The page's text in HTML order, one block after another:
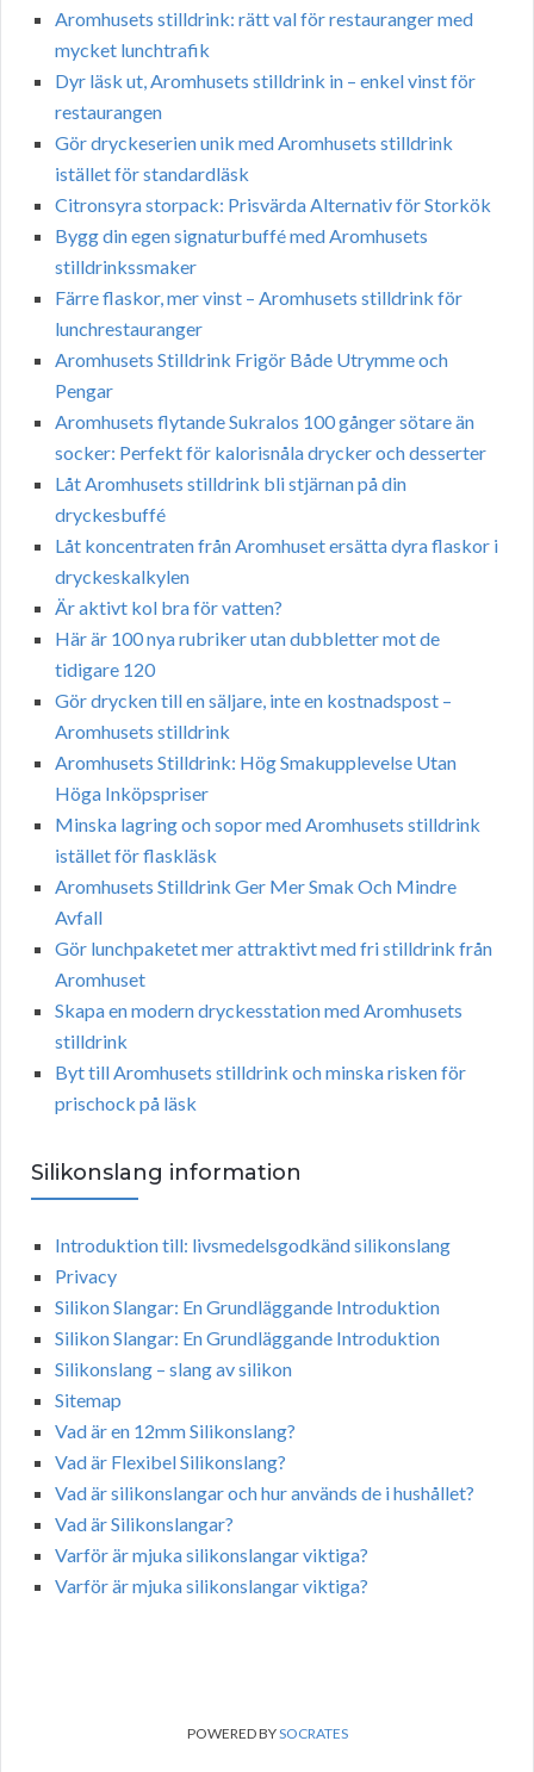
Aromhusets stilldrink: rätt val för restauranger med
mycket lunchtrafik
Dyr läsk ut, Aromhusets stilldrink in – enkel vinst för
restaurangen
Gör dryckeserien unik med Aromhusets stilldrink
istället för standardläsk
Citronsyra storpack: Prisvärda Alternativ för Storkök
Bygg din egen signaturbuffé med Aromhusets
stilldrinkssmaker
Färre flaskor, mer vinst – Aromhusets stilldrink för
lunchrestauranger
Aromhusets Stilldrink Frigör Både Utrymme och
Pengar
Aromhusets flytande Sukralos 100 gånger sötare än
socker: Perfekt för kalorisnåla drycker och desserter
Låt Aromhusets stilldrink bli stjärnan på din
dryckesbuffé
Låt koncentraten från Aromhuset ersätta dyra flaskor i
dryckeskalkylen
Är aktivt kol bra för vatten?
Här är 100 nya rubriker utan dubbletter mot de
tidigare 120
Gör drycken till en säljare, inte en kostnadspost –
Aromhusets stilldrink
Aromhusets Stilldrink: Hög Smakupplevelse Utan
Höga Inköpspriser
Minska lagring och sopor med Aromhusets stilldrink
istället för flaskläsk
Aromhusets Stilldrink Ger Mer Smak Och Mindre
Avfall
Gör lunchpaketet mer attraktivt med fri stilldrink från
Aromhuset
Skapa en modern dryckesstation med Aromhusets
stilldrink
Byt till Aromhusets stilldrink och minska risken för
prischock på läsk
Silikonslang information
Introduktion till: livsmedelsgodkänd silikonslang
Privacy
Silikon Slangar: En Grundläggande Introduktion
Silikon Slangar: En Grundläggande Introduktion
Silikonslang – slang av silikon
Sitemap
Vad är en 12mm Silikonslang?
Vad är Flexibel Silikonslang?
Vad är silikonslangar och hur används de i hushållet?
Vad är Silikonslangar?
Varför är mjuka silikonslangar viktiga?
Varför är mjuka silikonslangar viktiga?
POWERED BYSOCRATES